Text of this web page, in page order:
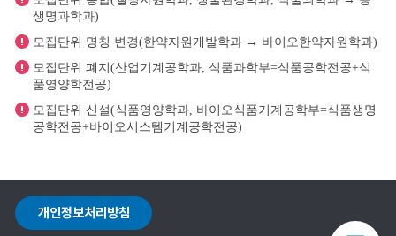
생명과학과)
모집단위 명칭 변경(한약자원개발학과 → 바이오한약자원학과)
모집단위 폐지(산업기계공학과, 식품과학부=식품공학전공+식
품영양학전공)
모집단위 신설(식품영양학과, 바이오식품기계공학부=식품생명
공학전공+바이오시스템기계공학전공)
개인정보처리방침